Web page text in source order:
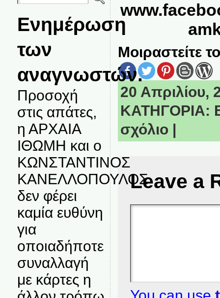
Ενημέρωση
των
αναγνωστών.
Προσοχή
στις απάτες,
η ΑΡΧΑΙΑ
ΙΘΩΜΗ και ο
ΚΩΝΣΤΑΝΤΙΝΟΣ
ΚΑΝΕΛΛΟΠΟΥΛΟΣ
δεν φέρει
καμία ευθύνη
για
οποιαδήποτε
συναλλαγή
με κάρτες η
Μοιραστείτε
20 Απριλίου,
ΚΑΤΗΓΟΡΙΑ:
σχόλιο |
Leave a